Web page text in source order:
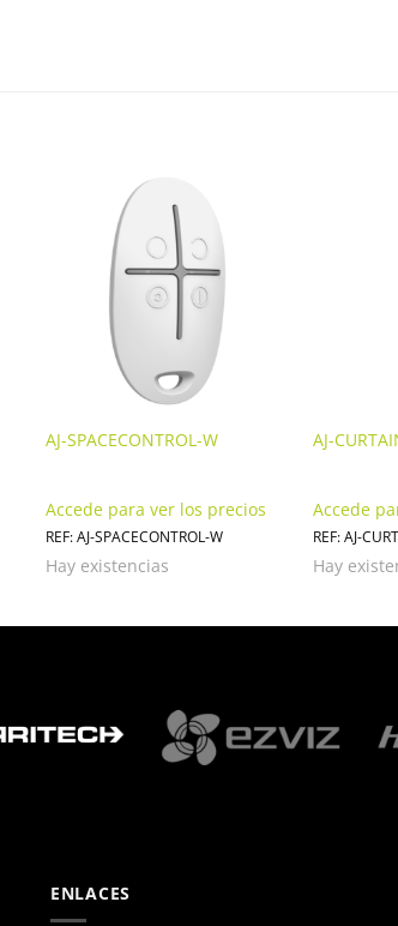
AJ-SPACECONTROL-W
Accede para ver los precios
REF: AJ-SPACECONTROL-W
Hay existencias
AJ-
Accede
REF: AJ-
Hay
ENLACES